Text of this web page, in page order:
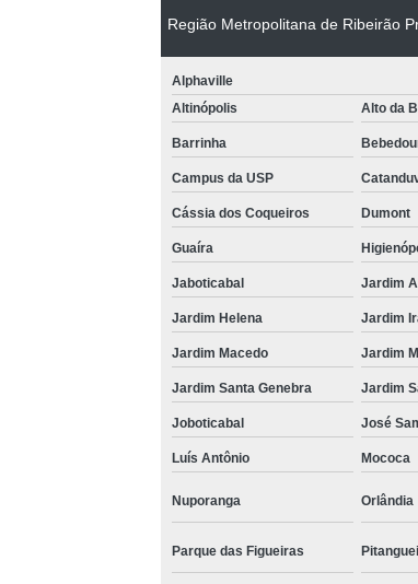
Região Metropolitana de Ribeirão
Alphaville
Altinópolis
Alto da
Barrinha
Campus da USP
Cássia dos Coqueiros Dumont
Guaíra
Jaboticabal Jardim
Jardim Helena Jardim
Jardim Macedo Jardim
Jardim Santa Genebra Jardim
Joboticabal José
Luís Antônio Mococa
Nuporanga Orlândia
Parque das Figueiras